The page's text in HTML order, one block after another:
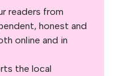
readers from
honest and
online and in
the local